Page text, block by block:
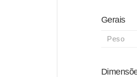
Gerais
Peso